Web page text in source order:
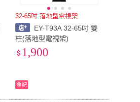
32-65吋 落地型電視架
EY-T93A 32-65吋 雙
柱(落地型電視架)
1,900
登記